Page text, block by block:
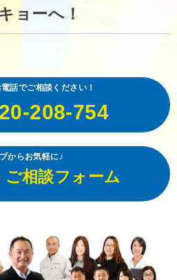
ョーへ！
話でご相談ください！
208-754
からお気軽に♪
ご相談フォーム